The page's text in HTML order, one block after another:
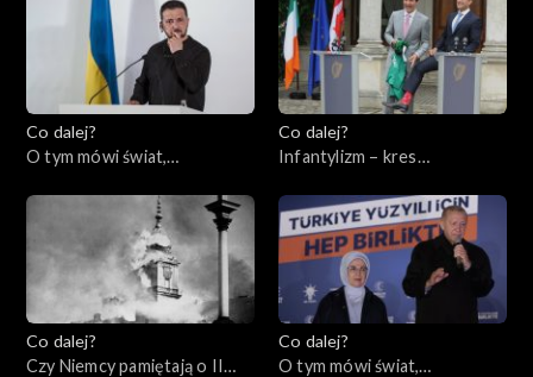
Co dalej?
O tym mówi świat,
Co dalej?
Infantylizm – kres
obywatelskiego, 18.05.2023
Co dalej?
Czy Niemcy pamiętają o II
Co dalej?
O tym mówi świat,